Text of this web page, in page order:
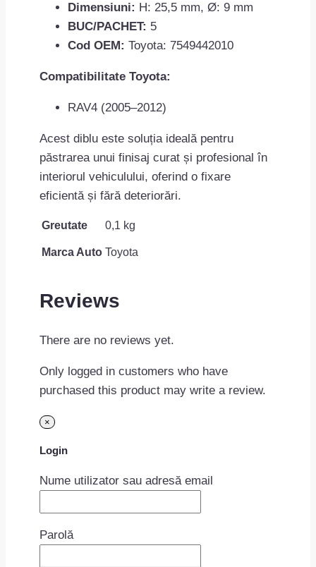
Dimensiuni: H: 25,5 mm, Ø: 9 mm
BUC/PACHET: 5
Cod OEM: Toyota: 7549442010
Compatibilitate Toyota:
RAV4 (2005–2012)
Acest diblu este soluția ideală pentru
păstrarea unui finisaj curat și profesional în
interiorul vehiculului, oferind o fixare
eficientă și fără deteriorări.
Greutate 0,1 kg
Marca Auto Toyota
Reviews
There are no reviews yet.
Only logged in customers who have
purchased this product may write a review.
×
Login
Nume utilizator sau adresă email
Parolă